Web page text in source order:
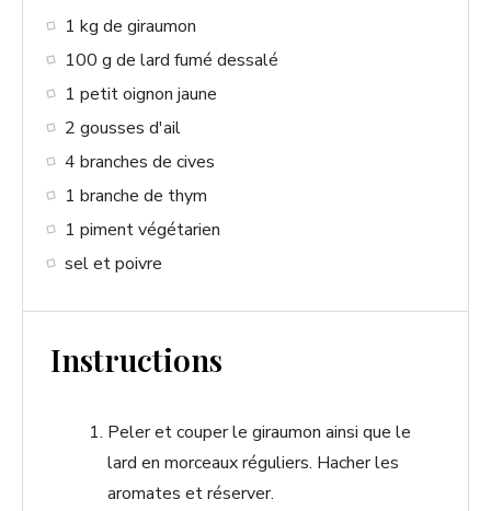
1 kg de giraumon
100 g de lard fumé dessalé
1 petit oignon jaune
2 gousses d'ail
4 branches de cives
1 branche de thym
1 piment végétarien
sel et poivre
Instructions
Peler et couper le giraumon ainsi que le
lard en morceaux réguliers. Hacher les
aromates et réserver.